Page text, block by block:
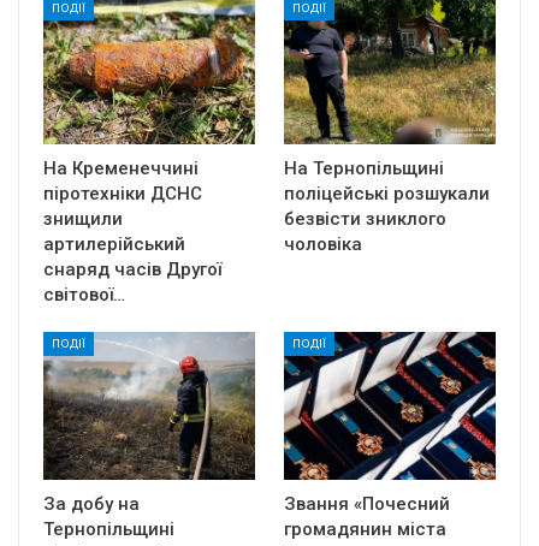
ПОДІЇ
На Кременеччині
піротехніки ДСНС
знищили
артилерійський
снаряд часів Другої
світової…
ПОДІЇ
На Тернопільщині
поліцейські розшукали
безвісти зниклого
чоловіка
ПОДІЇ
За добу на
Тернопільщині
ПОДІЇ
Звання «Почесний
громадянин міста